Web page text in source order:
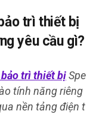
trì thiết bị
yêu cầu gì?
trì thiết bịSpe
tính năng riêng
nền tảng điện t